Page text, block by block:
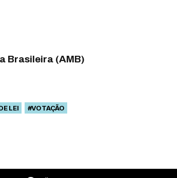
Brasileira (AMB)
LEI #VOTAÇÃO